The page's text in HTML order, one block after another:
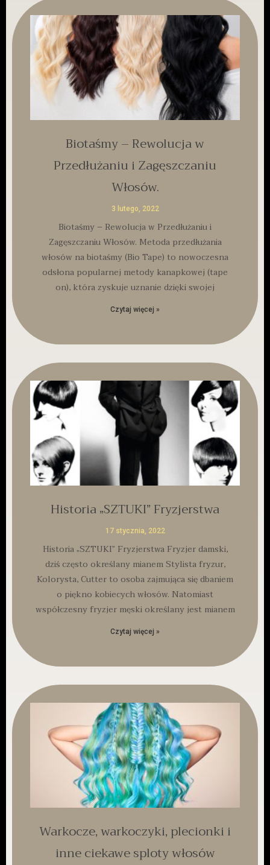
Biotaśmy – Rewolucja w
Przedłużaniu i Zagęszczaniu
Włosów.
3 lutego, 2022
Biotaśmy – Rewolucja w Przedłużaniu i
Zagęszczaniu Włosów. Metoda przedłużania
włosów na biotaśmy (Bio Tape) to nowoczesna
odsłona popularnej metody kanapkowej (tape
on), która zyskuje uznanie dzięki swojej
Czytaj więcej »
Historia „SZTUKI” Fryzjerstwa
17 stycznia, 2022
Historia „SZTUKI” Fryzjerstwa Fryzjer damski,
dziś często określany mianem Stylista fryzur,
Kolorysta, Cutter to osoba zajmująca się dbaniem
o piękno kobiecych włosów. Natomiast
współczesny fryzjer męski określany jest mianem
Czytaj więcej »
Warkocze, warkoczyki, plecionki i
inne ciekawe sploty włosów